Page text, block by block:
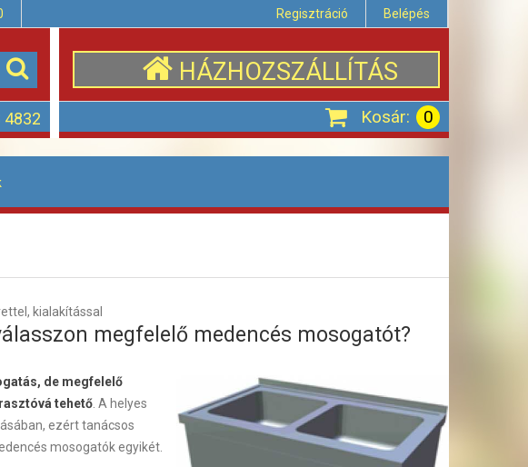
Regisztráció Belépés
HÁZHOZSZÁLLÍTÁS
4832 Kosár: 0
kialakítással
megfelelő medencés mosogatót?
de megfelelő
tehető. A helyes
ezért tanácsos
mosogatók egyikét.